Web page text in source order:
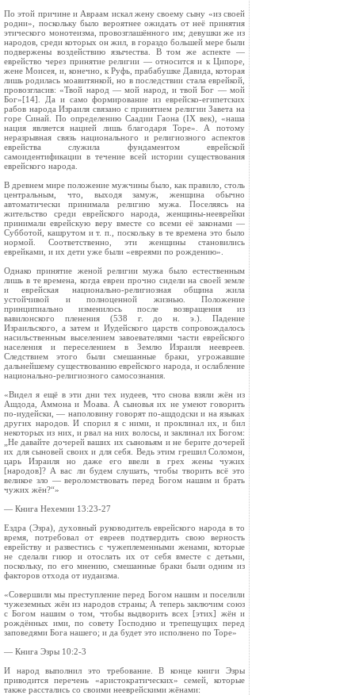
По этой причине и Авраам искал жену своему сыну «из своей
родни», поскольку было вероятнее ожидать от неё принятия
этического монотеизма, провозглашённого им; девушки же из
народов, среди которых он жил, в гораздо большей мере были
подвержены воздействию язычества. В том же аспекте —
еврейство через принятие религии — относится и к Ципоре,
жене Моисея, и, конечно, к Руфь, прабабушке Давида, которая
лишь родилась моавитянкой, но в последствии стала еврейкой,
провозгласив: «Твой народ — мой народ, и твой Бог — мой
Бог»[14]. Да и само формирование из еврейско-египетских
рабов народа Израиля связано с принятием религии Завета на
горе Синай. По определению Саадии Гаона (IX век), «наша
нация является нацией лишь благодаря Торе». А потому
неразрывная связь национального и религиозного аспектов
еврейства служила фундаментом еврейской
самоидентификации в течение всей истории существования
еврейского народа.
В древнем мире положение мужчины было, как правило, столь
центральным, что, выходя замуж, женщина обычно
автоматически принимала религию мужа. Поселяясь на
жительство среди еврейского народа, женщины-нееврейки
принимали еврейскую веру вместе со всеми её законами —
Субботой, кашрутом и т. п., поскольку в те времена это было
нормой. Соответственно, эти женщины становились
еврейками, и их дети уже были «евреями по рождению».
Однако принятие женой религии мужа было естественным
лишь в те времена, когда евреи прочно сидели на своей земле
и еврейская национально-религиозная община жила
устойчивой и полноценной жизнью. Положение
принципиально изменилось после возвращения из
вавилонского пленения (538 г. до н. э.). Падение
Израильского, а затем и Иудейского царств сопровождалось
насильственным выселением завоевателями части еврейского
населения и переселением в Землю Израиля неевреев.
Следствием этого были смешанные браки, угрожавшие
дальнейшему существованию еврейского народа, и ослабление
национально-религиозного самосознания.
«Видел я ещё в эти дни тех иудеев, что снова взяли жён из
Ашдода, Аммона и Моава. А сыновья их не умеют говорить
по-иудейски, — наполовину говорят по-ашдодски и на языках
других народов. И спорил я с ними, и проклинал их, и бил
некоторых из них, и рвал на них волосы, и заклинал их Богом:
„Не давайте дочерей ваших их сыновьям и не берите дочерей
их для сыновей своих и для себя. Ведь этим грешил Соломон,
царь Израиля но даже его ввели в грех жены чужих
[народов]? А вас ли будем слушать, чтобы творить всё это
великое зло — вероломствовать перед Богом нашим и брать
чужих жён?“»
— Книга Нехемии 13:23-27
Ездра (Эзра), духовный руководитель еврейского народа в то
время, потребовал от евреев подтвердить свою верность
еврейству и развестись с чужеплеменными женами, которые
не сделали гиюр и отослать их от себя вместе с детьми,
поскольку, по его мнению, смешанные браки были одним из
факторов отхода от иудаизма.
«Совершили мы преступление перед Богом нашим и поселили
чужеземных жён из народов страны; А теперь заключим союз
с Богом нашим о том, чтобы выдворить всех [этих] жён и
рождённых ими, по совету Господню и трепещущих перед
заповедями Бога нашего; и да будет это исполнено по Торе»
— Книга Эзры 10:2-3
И народ выполнил это требование. В конце книги Эзры
приводится перечень «аристократических» семей, которые
также расстались со своими нееврейскими жёнами: